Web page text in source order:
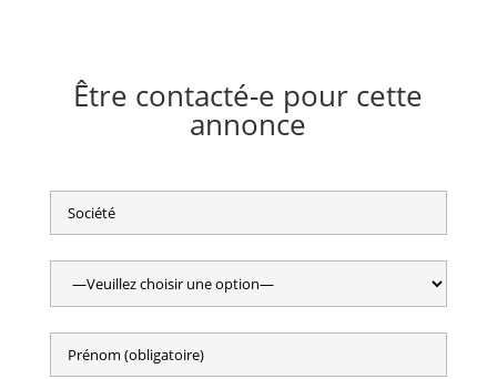
Être contacté-e pour cette
annonce